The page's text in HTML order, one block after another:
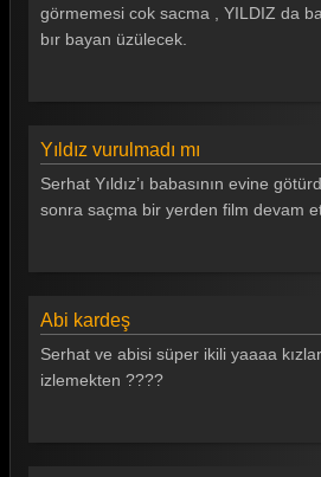
görmemesi cok sacma , YILDIZ da
bır bayan üzülecek.
Yıldız vurulmadı mı
Serhat Yıldız’ı babasının evine
sonra saçma bir yerden film devam
Abi kardeş
Serhat ve abisi süper ikili yaaaa
izlemekten ????